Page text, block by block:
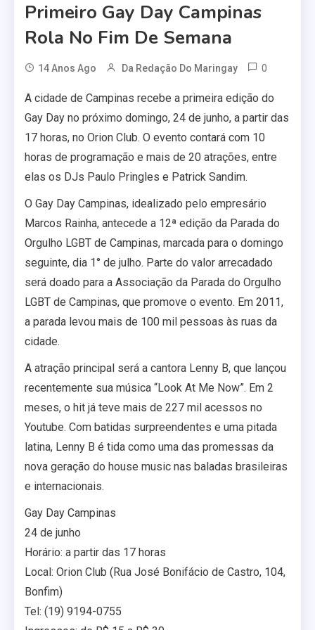
Primeiro Gay Day Campinas
Rola No Fim De Semana
14 Anos Ago Da Redação Do Maringay 0
A cidade de Campinas recebe a primeira edição do
Gay Day no próximo domingo, 24 de junho, a partir das
17 horas, no Orion Club. O evento contará com 10
horas de programação e mais de 20 atrações, entre
elas os DJs Paulo Pringles e Patrick Sandim.
O Gay Day Campinas, idealizado pelo empresário
Marcos Rainha, antecede a 12ª edição da Parada do
Orgulho LGBT de Campinas, marcada para o domingo
seguinte, dia 1° de julho. Parte do valor arrecadado
será doado para a Associação da Parada do Orgulho
LGBT de Campinas, que promove o evento. Em 2011,
a parada levou mais de 100 mil pessoas às ruas da
cidade.
A atração principal será a cantora Lenny B, que lançou
recentemente sua música “Look At Me Now”. Em 2
meses, o hit já teve mais de 227 mil acessos no
Youtube. Com batidas surpreendentes e uma pitada
latina, Lenny B é tida como uma das promessas da
nova geração do house music nas baladas brasileiras
e internacionais.
Gay Day Campinas
24 de junho
Horário: a partir das 17 horas
Local: Orion Club (Rua José Bonifácio de Castro, 104,
Bonfim)
Tel: (19) 9194-0755